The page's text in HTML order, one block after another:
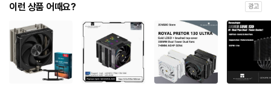
이런 상품 어때요? 광고